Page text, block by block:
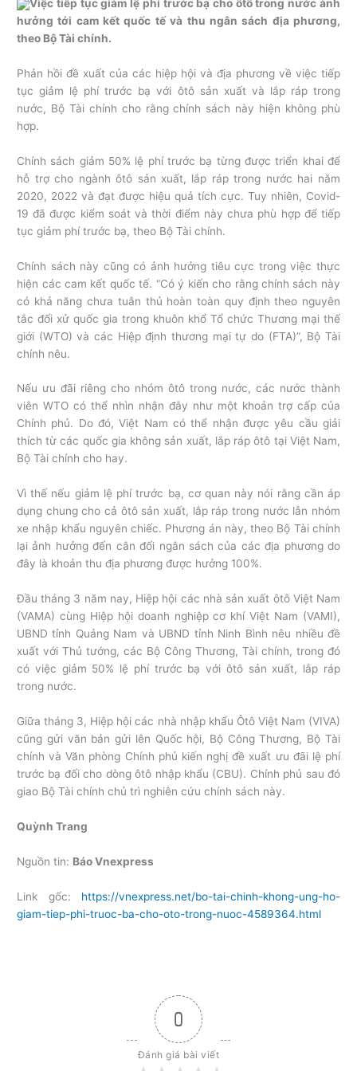
Việc tiếp tục giảm lệ phí trước bạ cho ôtô trong nước ảnh
hưởng tới cam kết quốc tế và thu ngân sách địa phương,
theo Bộ Tài chính.
Phản hồi đề xuất của các hiệp hội và địa phương về việc tiếp
tục giảm lệ phí trước bạ với ôtô sản xuất và lắp ráp trong
nước, Bộ Tài chính cho rằng chính sách này hiện không phù
hợp.
Chính sách giảm 50% lệ phí trước bạ từng được triển khai để
hỗ trợ cho ngành ôtô sản xuất, lắp ráp trong nước hai năm
2020, 2022 và đạt được hiệu quả tích cực. Tuy nhiên, Covid-
19 đã được kiểm soát và thời điểm này chưa phù hợp để tiếp
tục giảm phí trước bạ, theo Bộ Tài chính.
Chính sách này cũng có ảnh hưởng tiêu cực trong việc thực
hiện các cam kết quốc tế. “Có ý kiến cho rằng chính sách này
có khả năng chưa tuân thủ hoàn toàn quy định theo nguyên
tắc đối xử quốc gia trong khuôn khổ Tổ chức Thương mại thế
giới (WTO) và các Hiệp định thương mại tự do (FTA)”, Bộ Tài
chính nêu.
Nếu ưu đãi riêng cho nhóm ôtô trong nước, các nước thành
viên WTO có thể nhìn nhận đây như một khoản trợ cấp của
Chính phủ. Do đó, Việt Nam có thể nhận được yêu cầu giải
thích từ các quốc gia không sản xuất, lắp ráp ôtô tại Việt Nam,
Bộ Tài chính cho hay.
Vì thế nếu giảm lệ phí trước bạ, cơ quan này nói rằng cần áp
dụng chung cho cả ôtô sản xuất, lắp ráp trong nước lẫn nhóm
xe nhập khẩu nguyên chiếc. Phương án này, theo Bộ Tài chính
lại ảnh hưởng đến cân đối ngân sách của các địa phương do
đây là khoản thu địa phương được hưởng 100%.
Đầu tháng 3 năm nay, Hiệp hội các nhà sản xuất ôtô Việt Nam
(VAMA) cùng Hiệp hội doanh nghiệp cơ khí Việt Nam (VAMI),
UBND tỉnh Quảng Nam và UBND tỉnh Ninh Bình nêu nhiều đề
xuất với Thủ tướng, các Bộ Công Thương, Tài chính, trong đó
có việc giảm 50% lệ phí trước bạ với ôtô sản xuất, lắp ráp
trong nước.
Giữa tháng 3, Hiệp hội các nhà nhập khẩu Ôtô Việt Nam (VIVA)
cũng gửi văn bản gửi lên Quốc hội, Bộ Công Thương, Bộ Tài
chính và Văn phòng Chính phủ kiến nghị đề xuất ưu đãi lệ phí
trước bạ đối cho dòng ôtô nhập khẩu (CBU). Chính phủ sau đó
giao Bộ Tài chính chủ trì nghiên cứu chính sách này.
Quỳnh Trang
Nguồn tin: Báo Vnexpress
Link gốc: https://vnexpress.net/bo-tai-chinh-khong-ung-ho-
giam-tiep-phi-truoc-ba-cho-oto-trong-nuoc-4589364.html
0
Đánh giá bài viết